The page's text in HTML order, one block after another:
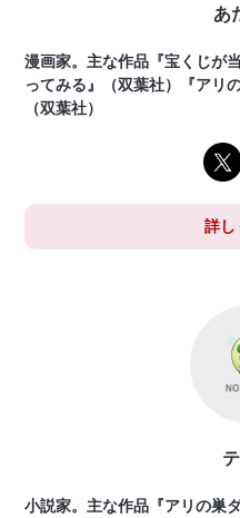
あ
漫画家。主な作品『宝くじが
ってみる』（双葉社）『アリ
（双葉社）
詳し
小説家。主な作品『アリの巣